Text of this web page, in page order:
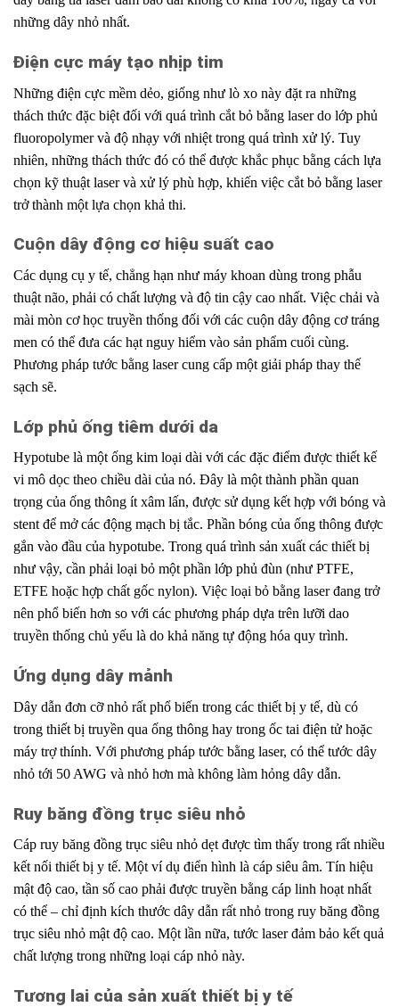
những dây nhỏ nhất.
Điện cực máy tạo nhịp tim
Những điện cực mềm dẻo, giống như lò xo này đặt ra những
thách thức đặc biệt đối với quá trình cắt bỏ bằng laser do lớp phủ
fluoropolymer và độ nhạy với nhiệt trong quá trình xử lý. Tuy
nhiên, những thách thức đó có thể được khắc phục bằng cách lựa
chọn kỹ thuật laser và xử lý phù hợp, khiến việc cắt bỏ bằng laser
trở thành một lựa chọn khả thi.
Cuộn dây động cơ hiệu suất cao
Các dụng cụ y tế, chẳng hạn như máy khoan dùng trong phẫu
thuật não, phải có chất lượng và độ tin cậy cao nhất. Việc chải và
mài mòn cơ học truyền thống đối với các cuộn dây động cơ tráng
men có thể đưa các hạt nguy hiểm vào sản phẩm cuối cùng.
Phương pháp tước bằng laser cung cấp một giải pháp thay thế
sạch sẽ.
Lớp phủ ống tiêm dưới da
Hypotube là một ống kim loại dài với các đặc điểm được thiết kế
vi mô dọc theo chiều dài của nó. Đây là một thành phần quan
trọng của ống thông ít xâm lấn, được sử dụng kết hợp với bóng và
stent để mở các động mạch bị tắc. Phần bóng của ống thông được
gắn vào đầu của hypotube. Trong quá trình sản xuất các thiết bị
như vậy, cần phải loại bỏ một phần lớp phủ đùn (như PTFE,
ETFE hoặc hợp chất gốc nylon). Việc loại bỏ bằng laser đang trở
nên phổ biến hơn so với các phương pháp dựa trên lưỡi dao
truyền thống chủ yếu là do khả năng tự động hóa quy trình.
Ứng dụng dây mảnh
Dây dẫn đơn cỡ nhỏ rất phổ biến trong các thiết bị y tế, dù có
trong thiết bị truyền qua ống thông hay trong ốc tai điện tử hoặc
máy trợ thính. Với phương pháp tước bằng laser, có thể tước dây
nhỏ tới 50 AWG và nhỏ hơn mà không làm hỏng dây dẫn.
Ruy băng đồng trục siêu nhỏ
Cáp ruy băng đồng trục siêu nhỏ dẹt được tìm thấy trong rất nhiều
kết nối thiết bị y tế. Một ví dụ điển hình là cáp siêu âm. Tín hiệu
mật độ cao, tần số cao phải được truyền bằng cáp linh hoạt nhất
có thể – chỉ định kích thước dây dẫn rất nhỏ trong ruy băng đồng
trục siêu nhỏ mật độ cao. Một lần nữa, tước laser đảm bảo kết quả
chất lượng trong những loại cáp nhỏ này.
Tương lai của sản xuất thiết bị y tế